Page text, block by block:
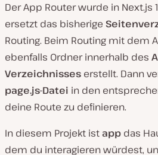
Der App Router wurde in Next.js
ersetzt das bisherige
Routing. Beim Routing mit dem
ebenfalls Ordner innerhalb des
Verzeichnisses erstellt. Dann
page.js-Datei in den
deine Route zu definieren.
In diesem Projekt istapp das
dem du interagieren würdest,